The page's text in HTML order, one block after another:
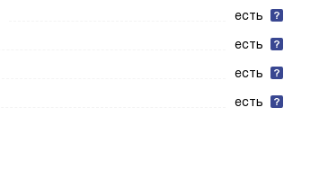
есть
есть
есть
есть